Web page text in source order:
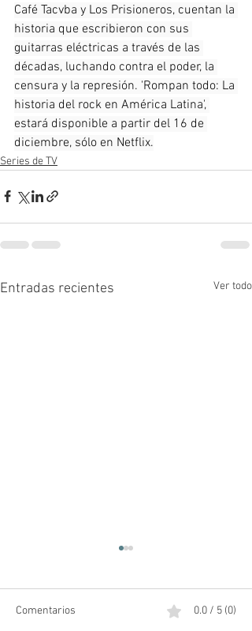
Café Tacvba y Los Prisioneros, cuentan la
historia que escribieron con sus
guitarras eléctricas a través de las
décadas, luchando contra el poder, la
censura y la represión. 'Rompan todo: La
historia del rock en América Latina',
estará disponible a partir del 16 de
diciembre, sólo en Netflix.
Series de TV
Entradas recientes Ver todo
Comentarios 0.0 / 5 (0)